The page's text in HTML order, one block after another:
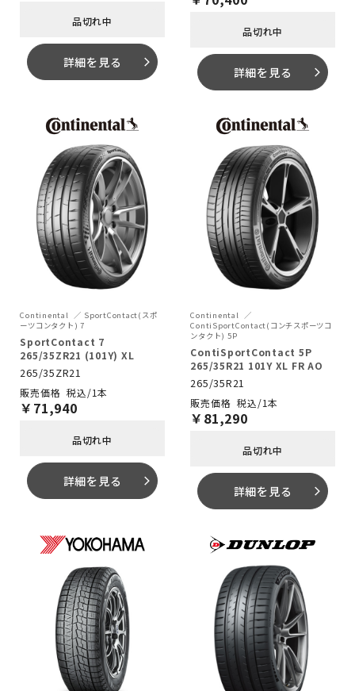
品切れ中
詳細を見る arrow_forward_ios
品切れ中
詳細を見る arrow_forward_ios
Continental
SportContact(スポ
ーツコンタクト) 7
SportContact 7
265/35ZR21 (101Y) XL
265/35ZR21
税込/1本
￥ 71,940
品切れ中
詳細を見る arrow_forward_ios
Continental
ContiSportContact(コンチスポーツコ
ンタクト) 5P
ContiSportContact 5P
265/35R21 101Y XL FR AO
265/35R21
税込/1本
￥ 81,290
品切れ中
詳細を見る arrow_forward_ios